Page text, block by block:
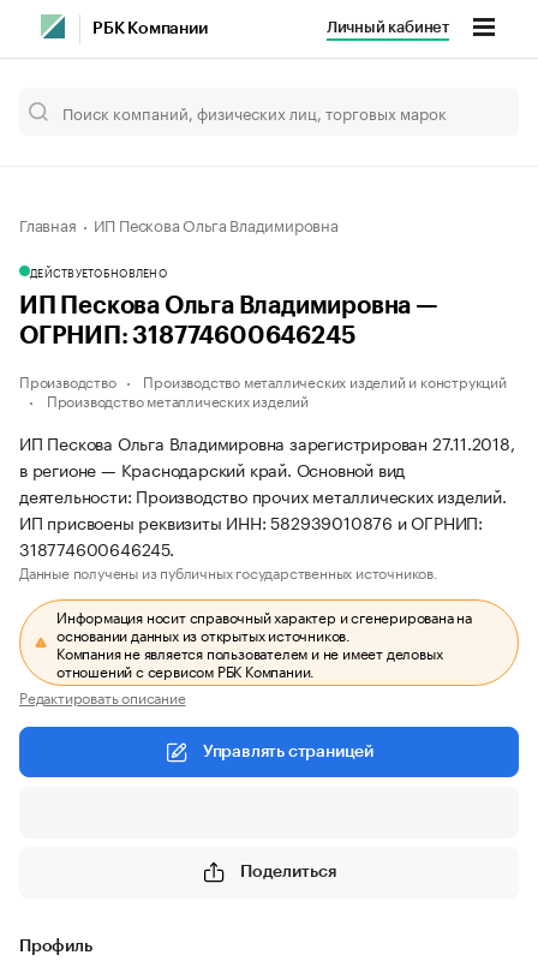
РБК Компании Личный кабинет
Главная ИП Пескова Ольга Владимировна
ДЕЙСТВУЕТОБНОВЛЕНО
ИП Пескова Ольга Владимировна —
ОГРНИП: 318774600646245
Производство
Производство металлических изделий и конструкций
Производство металлических изделий
ИП Пескова Ольга Владимировна зарегистрирован 27.11.2018,
в регионе — Краснодарский край. Основной вид
деятельности: Производство прочих металлических изделий.
ИП присвоены реквизиты ИНН: 582939010876 и ОГРНИП:
318774600646245.
Данные получены из публичных государственных источников.
Информация носит справочный характер и сгенерирована на
основании данных из открытых источников.
Компания не является пользователем и не имеет деловых
отношений с сервисом РБК Компании.
Редактировать описание
Управлять страницей
Поделиться
Профиль